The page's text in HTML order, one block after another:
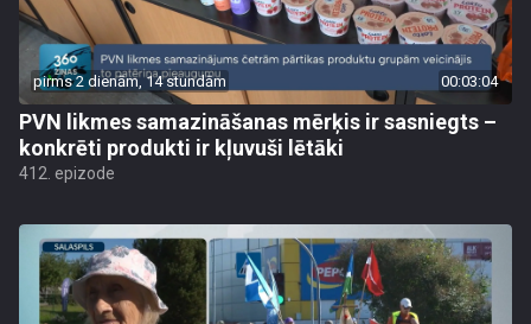
pirms 2 dienām, 14 stundām 00:03:04
PVN likmes samazināšanas mērķis ir sasniegts –
konkrēti produkti ir kļuvuši lētāki
412. epizode